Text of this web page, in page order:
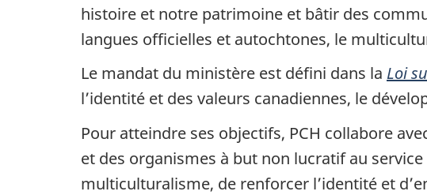
histoire et notre patrimoine et bâtir des
langues officielles et autochtones, le
Le mandat du ministère est défini dans la Loi
l’identité et des valeurs canadiennes, le
Pour atteindre ses objectifs, PCH collabore
et des organismes à but non lucratif au
multiculturalisme, de renforcer l’identité et